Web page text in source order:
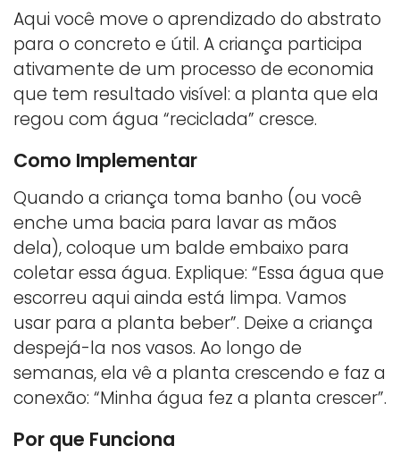
Aqui você move o aprendizado do abstrato
para o concreto e útil. A criança participa
ativamente de um processo de economia
que tem resultado visível: a planta que ela
regou com água “reciclada” cresce.
Como Implementar
Quando a criança toma banho (ou você
enche uma bacia para lavar as mãos
dela), coloque um balde embaixo para
coletar essa água. Explique: “Essa água que
escorreu aqui ainda está limpa. Vamos
usar para a planta beber”. Deixe a criança
despejá-la nos vasos. Ao longo de
semanas, ela vê a planta crescendo e faz a
conexão: “Minha água fez a planta crescer”.
Por que Funciona